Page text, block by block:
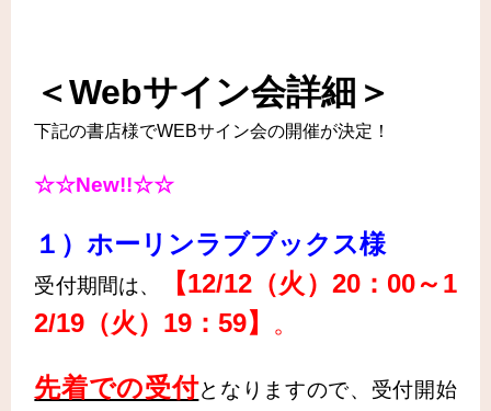
＜Webサイン会詳細＞
下記の書店様でWEBサイン会の開催が決定！
☆☆New!!☆☆
１）ホーリンラブブックス様
受付期間は、
【12/12（火）20：00～1
2/19（火）19：59】 。
先着での受付となりますので、受付開始